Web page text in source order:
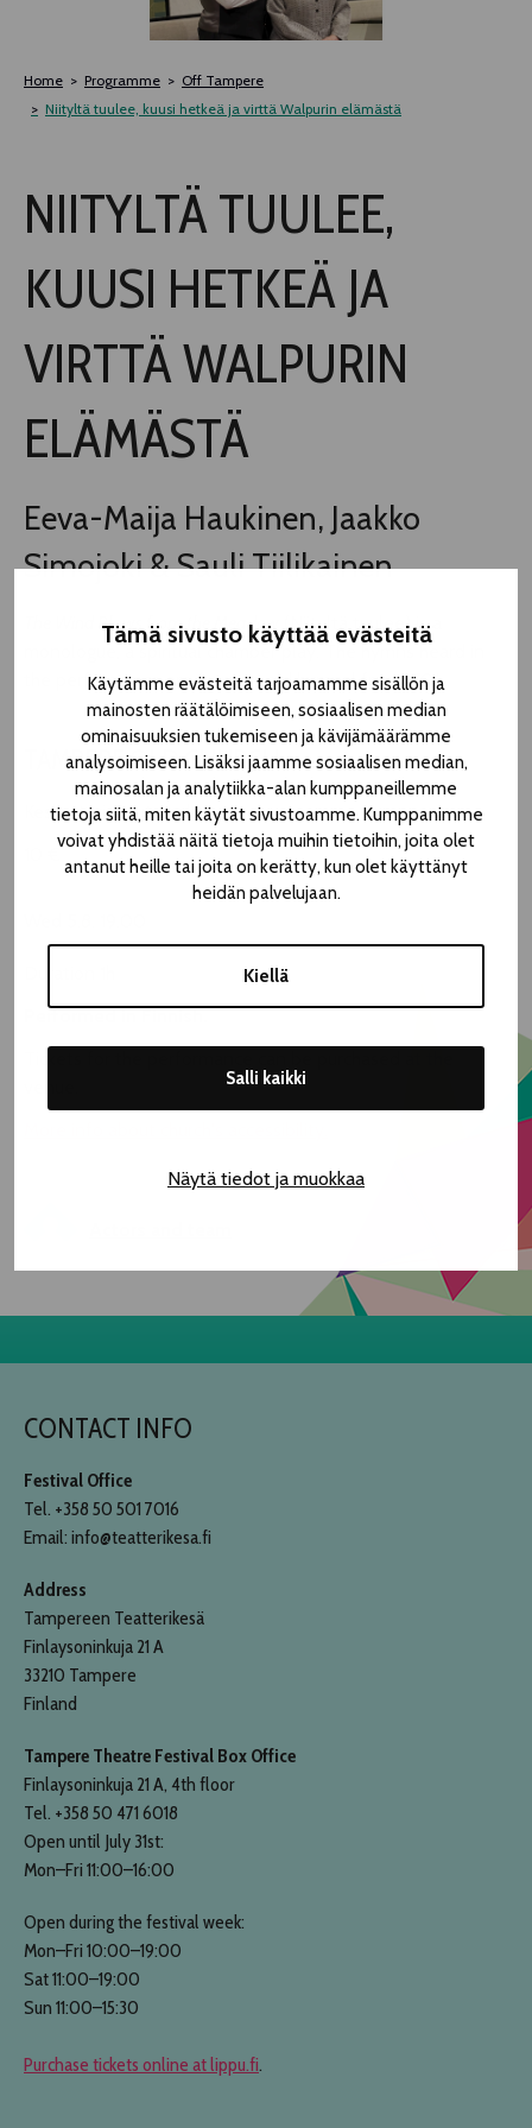
Tämä sivusto käyttää evästeitä
Käytämme evästeitä tarjoamamme sisällön ja
mainosten räätälöimiseen, sosiaalisen median
ominaisuuksien tukemiseen ja kävijämäärämme
analysoimiseen. Lisäksi jaamme sosiaalisen median,
mainosalan ja analytiikka-alan kumppaneillemme
tietoja siitä, miten käytät sivustoamme. Kumppanimme
voivat yhdistää näitä tietoja muihin tietoihin, joita olet
antanut heille tai joita on kerätty, kun olet käyttänyt
heidän palvelujaan.
Kiellä
Salli kaikki
Näytä tiedot ja muokkaa
OFF TAMPERE
NOCTURNAL HAPPENING
SEMINARS, MEETINGS AND MORE
Home Programme
Off Tampere
Niityltä tuulee, kuusi hetkeä ja virttä Walpurin elämästä
NIITYLTÄ TUULEE,
KUUSI HETKEÄ JA
VIRTTÄ WALPURIN
ELÄMÄSTÄ
Eeva-Maija Haukinen, Jaakko
Simojoki & Sauli Tiilikainen
The Wind Blows from the Meadow
(Niityltä tuulee) is a
monologue, a spiritual chamber play. The hymns heard in
the performance are from an old hymnal from 1701.
TAMPERE OLD CHURCH
Keskustori, Puutarhakatu 4
CONTACT INFO
Festival Office
Tel. +358 50 501 7016
Email: info@teatterikesa.fi
Address
Tampereen Teatterikesä
Finlaysoninkuja 21 A
33210 Tampere
Finland
Tampere Theatre Festival Box Office
Finlaysoninkuja 21 A, 4th floor
Tel. +358 50 471 6018
Open until July 31st:
Mon–Fri 11:00–16:00
Open during the festival week:
Mon–Fri 10:00–19:00
Sat 11:00–19:00
Sun 11:00–15:30
Purchase tickets online at lippu.fi.